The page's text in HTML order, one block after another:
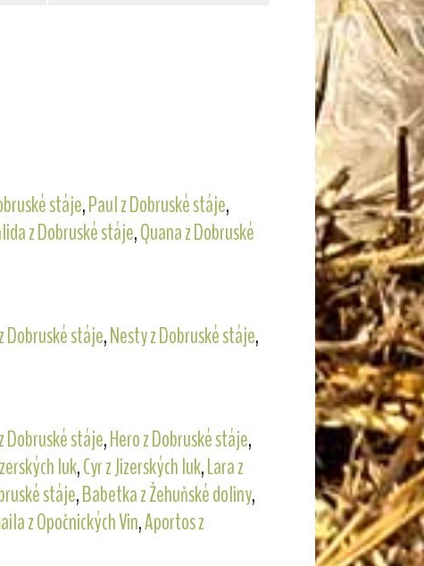
stáje,Paul z Dobruské stáje,
z Dobruské stáje,Quana z Dobruské
Dobruské stáje,Nesty z Dobruské stáje,
Dobruské stáje,Hero z Dobruské stáje,
luk,Cyr z Jizerských luk,Lara z
stáje,Babetka z Žehuňské doliny,
z Opočnických Vin,Aportos z